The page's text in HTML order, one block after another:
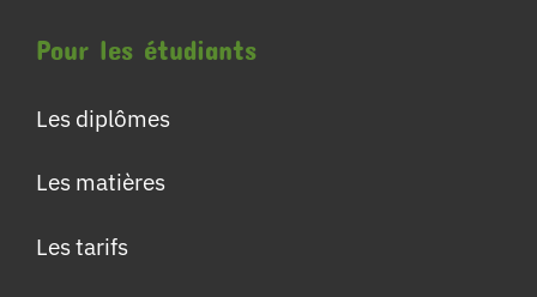
Pour les étudiants
Les diplômes
Les matières
Les tarifs